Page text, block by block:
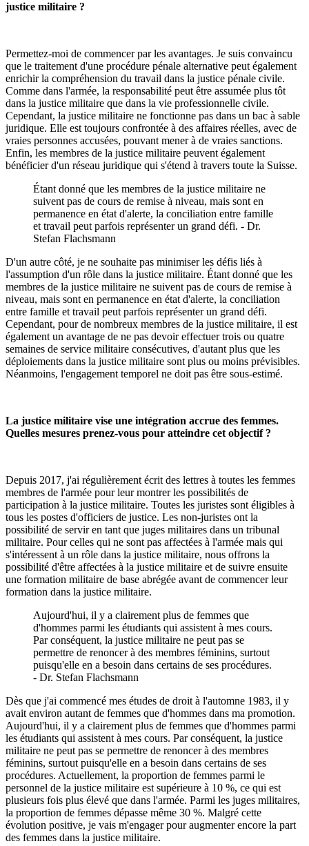
justice militaire ?
Permettez-moi de commencer par les avantages. Je suis convaincu
que le traitement d'une procédure pénale alternative peut également
enrichir la compréhension du travail dans la justice pénale civile.
Comme dans l'armée, la responsabilité peut être assumée plus tôt
dans la justice militaire que dans la vie professionnelle civile.
Cependant, la justice militaire ne fonctionne pas dans un bac à sable
juridique. Elle est toujours confrontée à des affaires réelles, avec de
vraies personnes accusées, pouvant mener à de vraies sanctions.
Enfin, les membres de la justice militaire peuvent également
bénéficier d'un réseau juridique qui s'étend à travers toute la Suisse.
Étant donné que les membres de la justice militaire ne
suivent pas de cours de remise à niveau, mais sont en
permanence en état d'alerte, la conciliation entre famille
et travail peut parfois représenter un grand défi. - Dr.
Stefan Flachsmann
D'un autre côté, je ne souhaite pas minimiser les défis liés à
l'assumption d'un rôle dans la justice militaire. Étant donné que les
membres de la justice militaire ne suivent pas de cours de remise à
niveau, mais sont en permanence en état d'alerte, la conciliation
entre famille et travail peut parfois représenter un grand défi.
Cependant, pour de nombreux membres de la justice militaire, il est
également un avantage de ne pas devoir effectuer trois ou quatre
semaines de service militaire consécutives, d'autant plus que les
déploiements dans la justice militaire sont plus ou moins prévisibles.
Néanmoins, l'engagement temporel ne doit pas être sous-estimé.
La justice militaire vise une intégration accrue des femmes.
Quelles mesures prenez-vous pour atteindre cet objectif ?
Depuis 2017, j'ai régulièrement écrit des lettres à toutes les femmes
membres de l'armée pour leur montrer les possibilités de
participation à la justice militaire. Toutes les juristes sont éligibles à
tous les postes d'officiers de justice. Les non-juristes ont la
possibilité de servir en tant que juges militaires dans un tribunal
militaire. Pour celles qui ne sont pas affectées à l'armée mais qui
s'intéressent à un rôle dans la justice militaire, nous offrons la
possibilité d'être affectées à la justice militaire et de suivre ensuite
une formation militaire de base abrégée avant de commencer leur
formation dans la justice militaire.
Aujourd'hui, il y a clairement plus de femmes que
d'hommes parmi les étudiants qui assistent à mes cours.
Par conséquent, la justice militaire ne peut pas se
permettre de renoncer à des membres féminins, surtout
puisqu'elle en a besoin dans certains de ses procédures.
- Dr. Stefan Flachsmann
Dès que j'ai commencé mes études de droit à l'automne 1983, il y
avait environ autant de femmes que d'hommes dans ma promotion.
Aujourd'hui, il y a clairement plus de femmes que d'hommes parmi
les étudiants qui assistent à mes cours. Par conséquent, la justice
militaire ne peut pas se permettre de renoncer à des membres
féminins, surtout puisqu'elle en a besoin dans certains de ses
procédures. Actuellement, la proportion de femmes parmi le
personnel de la justice militaire est supérieure à 10 %, ce qui est
plusieurs fois plus élevé que dans l'armée. Parmi les juges militaires,
la proportion de femmes dépasse même 30 %. Malgré cette
évolution positive, je vais m'engager pour augmenter encore la part
des femmes dans la justice militaire.